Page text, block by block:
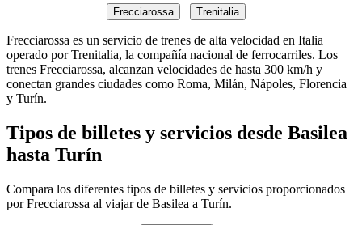
Frecciarossa Trenitalia
Frecciarossa es un servicio de trenes de alta velocidad en Italia
operado por Trenitalia, la compañía nacional de ferrocarriles. Los
trenes Frecciarossa, alcanzan velocidades de hasta 300 km/h y
conectan grandes ciudades como Roma, Milán, Nápoles, Florencia
y Turín.
Tipos de billetes y servicios desde Basilea
hasta Turín
Compara los diferentes tipos de billetes y servicios proporcionados
por Frecciarossa al viajar de Basilea a Turín.